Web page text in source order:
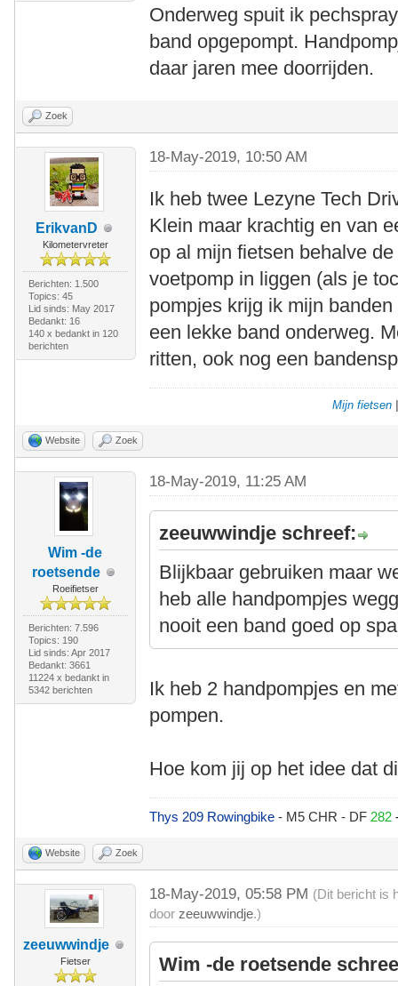
Onderweg spuit ik
band opgepompt.
daar jaren mee doorrijden.
Zoek
ErikvanD
Kilometervreter
Berichten: 1.500
Topics: 45
Lid sinds: May 2017
Bedankt: 16
140 x bedankt in 120
berichten
18-May-2019, 10:50 AM
Ik heb twee Lezyne Tech
Klein maar krachtig en van
op al mijn fietsen behalve
voetpomp in liggen (als je
pompjes krijg ik mijn
een lekke band onderweg.
ritten, ook nog een
Mijn fietsen
Website Zoek
Wim -de
roetsende
Roeifietser
Berichten: 7.596
Topics: 190
Lid sinds: Apr 2017
Bedankt: 3661
11224 x bedankt in
5342 berichten
18-May-2019, 11:25 AM
zeeuwwindje schreef:
Blijkbaar gebruiken maar
heb alle handpompjes
nooit een band goed op
Ik heb 2 handpompjes en
pompen.
Hoe kom jij op het idee dat
Thys 209 Rowingbike- M5 CHR - DF 282
Website Zoek
zeeuwwindje
Fietser
18-May-2019, 05:58 PM (Dit bericht is
door zeeuwwindje.)
Wim -de roetsende